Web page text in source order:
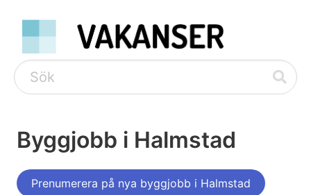
Byggjobb i Halmstad
Prenumerera på nya byggjobb i Halmstad